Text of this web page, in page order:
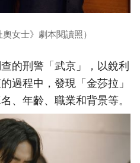
女士》劇本閱讀照）
的刑警「武京」，以銳利
過程中，發現「金莎拉」
、年齡、職業和背景等。